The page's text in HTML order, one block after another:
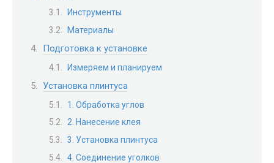
Инструменты
Материалы
Подготовка к установке
Измеряем и планируем
Установка плинтуса
1. Обработка углов
2. Нанесение клея
3. Установка плинтуса
4. Соединение уголков